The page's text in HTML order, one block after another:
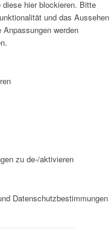
hier blockieren. Bitte
und das Aussehen
werden
zu de-/aktivieren
Datenschutzbestimmungen